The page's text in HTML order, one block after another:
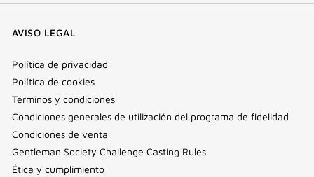
AVISO LEGAL
Política de privacidad
Política de cookies
Términos y condiciones
Condiciones generales de utilización del programa de fidelidad
Condiciones de venta
Gentleman Society Challenge Casting Rules
Ética y cumplimiento